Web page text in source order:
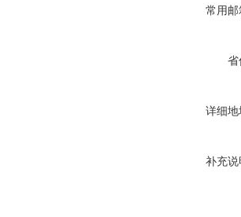
常用邮
省
详细地
补充说